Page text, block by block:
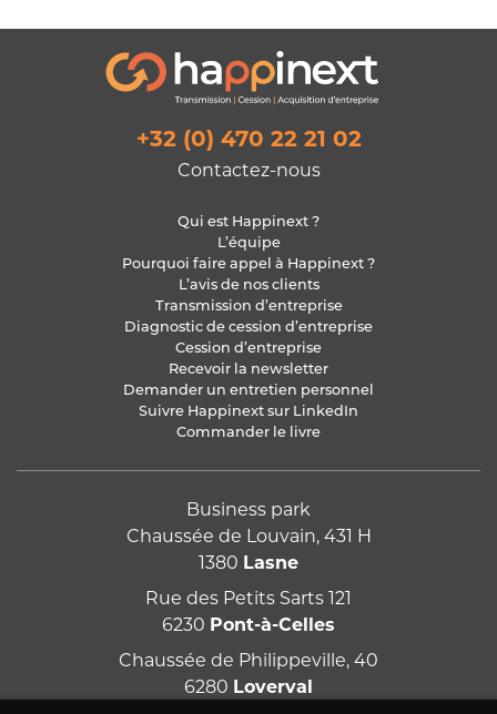
+32 (0) 470 22 21 02
Contactez-nous
Qui est Happinext ?
L’équipe
Pourquoi faire appel à Happinext ?
L’avis de nos clients
Transmission d’entreprise
Diagnostic de cession d’entreprise
Cession d’entreprise
Recevoir la newsletter
Demander un entretien personnel
Suivre Happinext sur LinkedIn
Commander le livre
Business park
Chaussée de Louvain, 431 H
1380 Lasne
Rue des Petits Sarts 121
6230 Pont-à-Celles
Chaussée de Philippeville, 40
6280 Loverval